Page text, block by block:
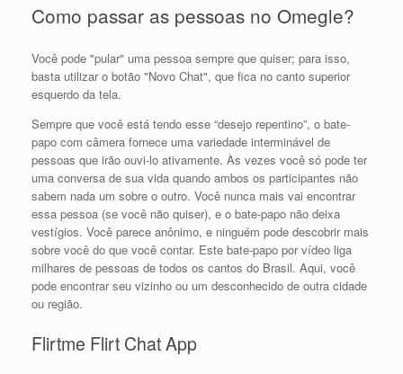
Como passar as pessoas no Omegle?
Você pode "pular" uma pessoa sempre que quiser; para isso,
basta utilizar o botão "Novo Chat", que fica no canto superior
esquerdo da tela.
Sempre que você está tendo esse “desejo repentino”, o bate-
papo com câmera fornece uma variedade interminável de
pessoas que irão ouvi-lo ativamente. Às vezes você só pode ter
uma conversa de sua vida quando ambos os participantes não
sabem nada um sobre o outro. Você nunca mais vai encontrar
essa pessoa (se você não quiser), e o bate-papo não deixa
vestígios. Você parece anônimo, e ninguém pode descobrir mais
sobre você do que você contar. Este bate-papo por vídeo liga
milhares de pessoas de todos os cantos do Brasil. Aqui, você
pode encontrar seu vizinho ou um desconhecido de outra cidade
ou região.
Flirtme Flirt Chat App